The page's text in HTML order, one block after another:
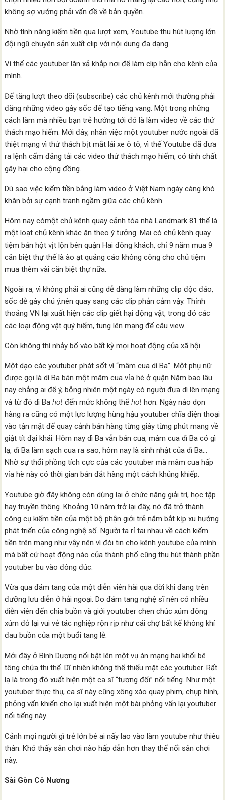
không sợ vướng phải vấn đề về bản quyền.
Nhờ tính năng kiếm tiền qua lượt xem, Youtube thu hút lượng lớn
đội ngũ chuyên sản xuất clip với nội dung đa dạng.
Vì thế các youtuber lăn xả khắp nơi để làm clip hẫn cho kênh của
mình.
Để tăng lượt theo dõi (subscribe) các chủ kênh mới thường phải
đăng những video gây sốc để tạo tiếng vang. Một trong những
cách làm mà nhiều bạn trẻ hướng tới đó là làm video về các thử
thách mạo hiểm. Mới đây, nhân việc một youtuber nước ngoài đã
thiệt mạng vì thử thách bịt mắt lái xe ô tô, vì thế Youtube đã đưa
ra lệnh cấm đăng tải các video thử thách mạo hiểm, có tính chất
gây hại cho cộng đồng.
Dù sao việc kiếm tiền bằng làm video ở Việt Nam ngày càng khó
khăn bởi sự cạnh tranh ngầm giữa các chủ kênh.
Hôm nay cómột chủ kênh quay cảnh tòa nhà Landmark 81 thế là
một loạt chủ kênh khác ăn theo ý tưởng. Mai có chủ kênh quay
tiệm bán hột vịt lộn bên quận Hai đông khách, chỉ 9 năm mua 9
căn biệt thự thế là ào ạt quảng cáo không công cho chủ tiệm
mua thêm vài căn biệt thự nữa.
Ngoài ra, vì không phải ai cũng dễ dàng làm những clip độc đáo,
sốc dễ gây chú ý.nên quay sang các clip phản cảm vậy. Thỉnh
thoảng VN lại xuất hiện các clip giết hại động vật, trong đó các
các loại động vật quý hiếm, tung lên mạng để câu view.
Còn không thì nhảy bổ vào bất kỳ mọi hoạt động của xã hội.
Một dạo các youtuber phát sốt vì “mâm cua dì Ba”. Một phụ nữ
được gọi là dì Ba bán một mâm cua vỉa hè ở quận Năm bao lâu
nay chẳng ai để ý, bỗng nhiên một ngày có người đưa dì lên mạng
và từ đó dì Bahot đến mức không thểhot hơn. Ngày nào dọn
hàng ra cũng có một lực lượng hùng hậu youtuber chĩa điện thoại
vào tận mặt để quay cảnh bán hàng từng giây từng phút mang về
giật tít đại khái: Hôm nay dì Ba vẫn bán cua, mâm cua dì Ba có gì
lạ, dì Ba làm sạch cua ra sao, hôm nay là sinh nhật của dì Ba…
Nhờ sự thổi phồng tích cực của các youtuber mà mâm cua hấp
vỉa hè này có thời gian bán đắt hàng một cách khủng khiếp.
Youtube giờ đây không còn dừng lại ở chức năng giải trí, học tập
hay truyền thông. Khoảng 10 năm trở lại đây, nó đã trở thành
công cụ kiếm tiền của một bộ phận giới trẻ nắm bắt kịp xu hướng
phát triển của công nghệ số. Người ta rỉ tai nhau về cách kiếm
tiền trên mạng như vậy nên vì đói tin cho kênh youtube của mình
mà bất cứ hoạt động nào của thành phố cũng thu hút thành phần
youtuber bu vào đông đúc.
Vừa qua đám tang của một diễn viên hài qua đời khi đang trên
đưỡng lưu diễn ở hải ngoại. Do đám tang nghệ sĩ nên có nhiều
diễn viên đến chia buồn và giới youtuber chen chúc xúm đông
xúm đỏ lại vui vẻ tác nghiệp rộn rịp như cái chợ bất kể không khí
đau buồn của một buổi tang lễ.
Mới đây ở Bình Dương nổi bật lên một vụ án mạng hai khối bê
tông chứa thi thể. Dĩ nhiên không thể thiếu mặt các youtuber. Rất
lạ là trong đó xuất hiện một ca sĩ “tương đối” nổi tiếng. Như một
youtuber thực thụ, ca sĩ này cũng xông xáo quay phim, chụp hình,
phỏng vấn khiến cho lại xuất hiện một bài phỏng vấn lại youtuber
nổi tiếng này.
Cảnh mọi người gì trẻ lớn bé ai nấy lao vào làm youtube như thiêu
thân. Khó thấy sân chơi nào hấp dẫn hơn thay thế nổi sân chơi
này.
Sài Gòn Cô Nương